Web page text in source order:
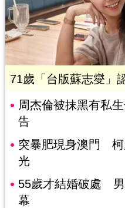
71歲「台版蘇志燮」
周杰倫被抹黑有私
告
突暴肥現身澳門 柯
光
55歲才結婚破處
幕